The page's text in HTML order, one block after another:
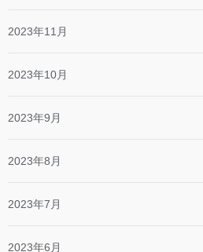
2023年11月
2023年10月
2023年9月
2023年8月
2023年7月
2023年6月